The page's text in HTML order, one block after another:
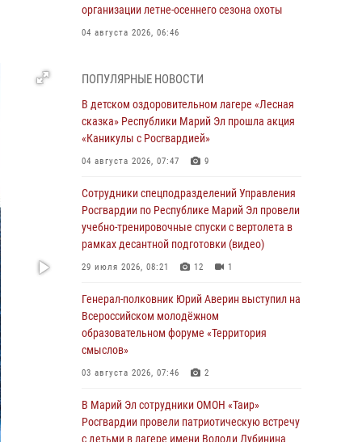
организации летне-осеннего сезона охоты
04 августа 2026, 06:46
провели занятие по антикоррупционной
тематике
04 августа 2026, 06:06 2
Генерал-полковник Юрий Аверин выступил на
образовательном форуме «Территория
смыслов»
03 августа 2026, 07:46 2
Росгвардейцы в Марий Эл обеспечили
и проведения матчевого турнира на Кубок
Раимкуля Малахбекова
03 августа 2026, 06:52 7
Центральная войсковая комендатура
августа
02 августа 2026, 11:44
ПОПУЛЯРНЫЕ НОВОСТИ
В детском оздоровительном лагере «Лесная
сказка» Республики Марий Эл прошла акция
«Каникулы с Росгвардией»
04 августа 2026, 07:47 9
Сотрудники спецподразделений Управления
Росгвардии по Республике Марий Эл провели
учебно-тренировочные спуски с вертолета в
рамках десантной подготовки (видео)
29 июля 2026, 08:21 12 1
Генерал-полковник Юрий Аверин выступил на
Всероссийском молодёжном
образовательном форуме «Территория
смыслов»
03 августа 2026, 07:46 2
В Марий Эл сотрудники ОМОН «Таир»
Росгвардии провели патриотическую встречу
с детьми в лагере имени Володи Дубинина